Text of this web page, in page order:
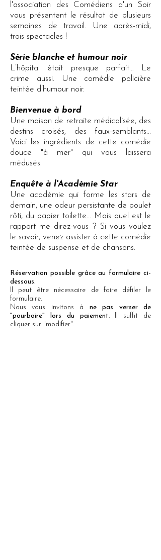
l'association des Comédiens d'un Soir
vous présentent le résultat de plusieurs
semaines de travail. Une après-midi,
trois spectacles !
Série blanche et humour noir
L’hôpital était presque parfait… Le
crime aussi. Une comédie policière
teintée d’humour noir.
Bienvenue à bord
Une maison de retraite médicalisée, des
destins croisés, des faux-semblants...
Voici les ingrédients de cette comédie
douce "à mer" qui vous laissera
médusés.
Enquête à l'Académie Star
Une académie qui forme les stars de
demain, une odeur persistante de poulet
rôti, du papier toilette... Mais quel est le
rapport me direz-vous ? Si vous voulez
le savoir, venez assister à cette comédie
teintée de suspense et de chansons.
Réservation possible grâce au formulaire ci-
dessous.
Il peut être nécessaire de faire défiler le
formulaire.
Nous vous invitons à ne pas verser de
"pourboire" lors du paiement. Il suffit de
cliquer sur "modifier".